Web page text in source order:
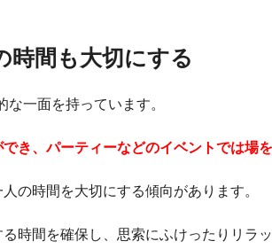
時間も大切にする
一面を持っています。
き、パーティーなどのイベントでは場
の時間を大切にする傾向があります。
時間を確保し、思索にふけったりリラ